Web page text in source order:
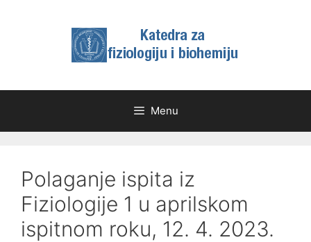
Menu
Polaganje ispita iz
Fiziologije 1 u aprilskom
ispitnom roku, 12. 4. 2023.